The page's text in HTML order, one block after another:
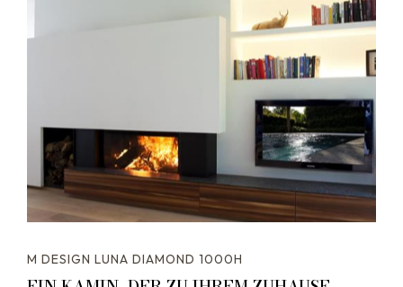
M DESIGN LUNA DIAMOND 1000H